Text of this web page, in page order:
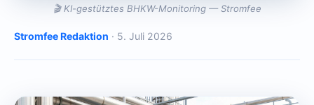
🎬 KI-gestütztes BHKW-Monitoring — Stromfee
Stromfee Redaktion · 5. Juli 2026